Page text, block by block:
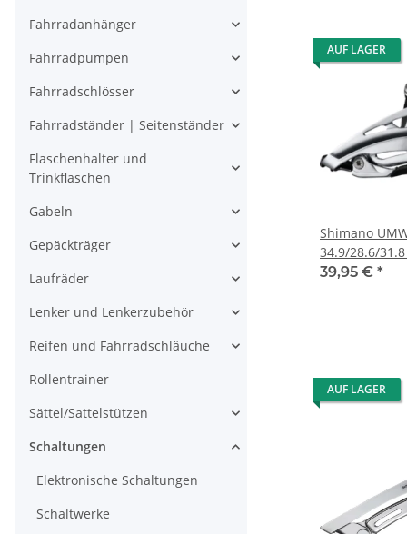
AUF LAGER
Shimano
34.9/28.6/31.8
39,95 € *
AUF LAGER
Fahrradanhänger
Fahrradpumpen
Fahrradschlösser
Fahrradständer | Seitenständer
Flaschenhalter und
Trinkflaschen
Gabeln
Gepäckträger
Laufräder
Lenker und Lenkerzubehör
Reifen und Fahrradschläuche
Rollentrainer
Sättel/Sattelstützen
Schaltungen
Elektronische Schaltungen
Schaltwerke